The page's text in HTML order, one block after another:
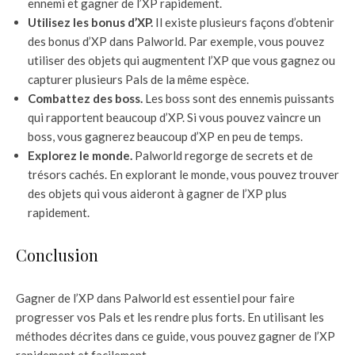
ennemi et gagner de l’XP rapidement.
Utilisez les bonus d’XP. Il existe plusieurs façons d’obtenir
des bonus d’XP dans Palworld. Par exemple, vous pouvez
utiliser des objets qui augmentent l’XP que vous gagnez ou
capturer plusieurs Pals de la même espèce.
Combattez des boss. Les boss sont des ennemis puissants
qui rapportent beaucoup d’XP. Si vous pouvez vaincre un
boss, vous gagnerez beaucoup d’XP en peu de temps.
Explorez le monde. Palworld regorge de secrets et de
trésors cachés. En explorant le monde, vous pouvez trouver
des objets qui vous aideront à gagner de l’XP plus
rapidement.
Conclusion
Gagner de l’XP dans Palworld est essentiel pour faire
progresser vos Pals et les rendre plus forts. En utilisant les
méthodes décrites dans ce guide, vous pouvez gagner de l’XP